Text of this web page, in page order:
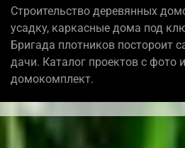
Строительство деревянных
усадку, каркасные дома под
Бригада плотников постороит
дачи. Каталог проектов с фото
домокомплект.